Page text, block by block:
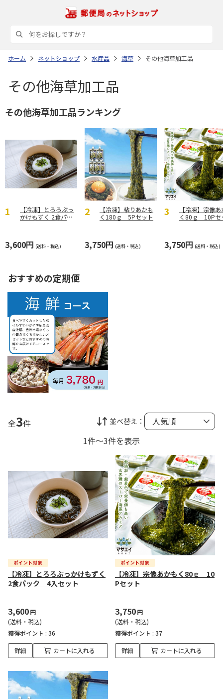
ホーム ネットショップ 水産品 海草 その他海草加工品
その他海草加工品
その他海草加工品ランキング
【冷凍】とろろぶっ
かけもずく 2食パッ
3,600円 (送料・税込)
【冷凍】粘りあかも
く180ｇ 5Pセット
3,750円 (送料・税込)
【冷凍】宗像
く80ｇ 10Pセ
3,750円 (送料・税込)
おすすめの定期便
全3件 並べ替え：
1件～3件を表示
【冷凍】とろろぶっかけもずく
2食パック 4入セット
3,600円
(送料・税込)
獲得ポイント : 36
詳細 カートに入れる
【冷凍】宗像あかもく80ｇ 10
Pセット
3,750円
(送料・税込)
獲得ポイント : 37
詳細 カートに入れる